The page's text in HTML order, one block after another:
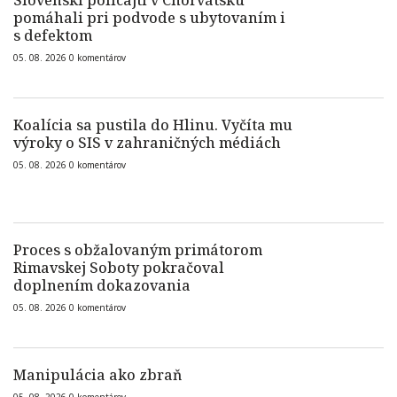
pomáhali pri podvode s ubytovaním i
s defektom
05. 08. 2026 0 komentárov
Koalícia sa pustila do Hlinu. Vyčíta mu
výroky o SIS v zahraničných médiách
05. 08. 2026 0 komentárov
Proces s obžalovaným primátorom
Rimavskej Soboty pokračoval
doplnením dokazovania
05. 08. 2026 0 komentárov
Manipulácia ako zbraň